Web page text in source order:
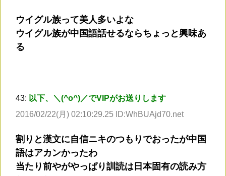
ウイグル族って美人多いよな
ウイグル族が中国語話せるならちょっと興味あ
る
43: 以下、＼(^o^)／でVIPがお送りします
2016/02/22(月) 02:10:29.25 ID:WhBUAjd70.net
割りと漢文に自信ニキのつもりでおったが中国
語はアカンかったわ
当たり前やがやっぱり訓読は日本固有の読み方